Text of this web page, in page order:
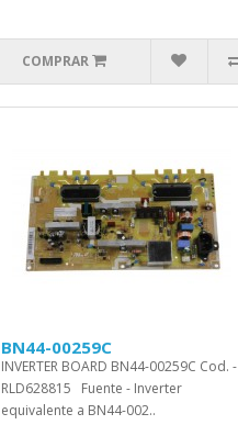
COMPRAR
BN44-00259C
INVERTER BOARD BN44-00259C Cod. -
RLD628815 Fuente - Inverter
equivalente a BN44-002..